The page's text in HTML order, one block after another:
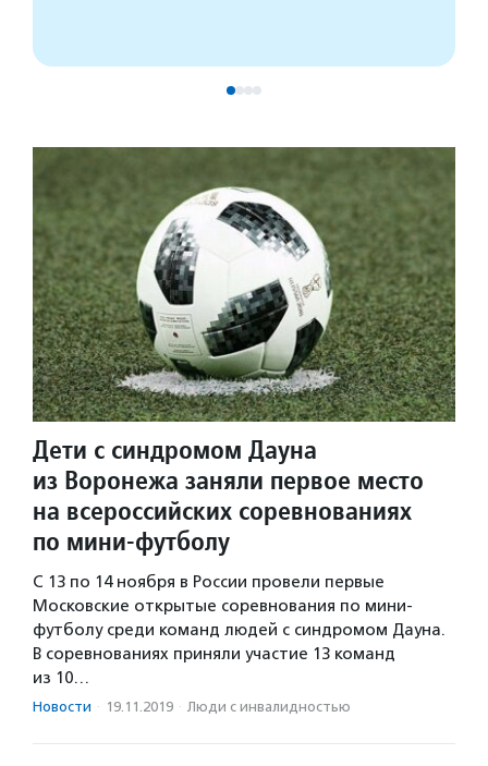
Дети с синдромом Дауна
из Воронежа заняли первое место
на всероссийских соревнованиях
по мини-футболу
С 13 по 14 ноября в России провели первые
Московские открытые соревнования по мини-
футболу среди команд людей с синдромом Дауна.
В соревнованиях приняли участие 13 команд
из 10…
Новости · 19.11.2019 · Люди с инвалидностью